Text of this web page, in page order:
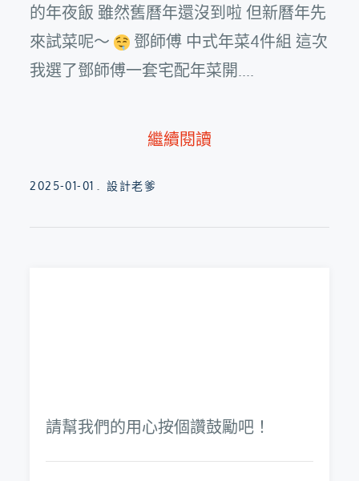
的年夜飯 雖然舊曆年還沒到啦 但新曆年先
來試菜呢～
鄧師傅 中式年菜4件組 這次
我選了鄧師傅一套宅配年菜開....
繼續閱讀
Posted
2025-01-01 設計老爹
請幫我們的用心按個讚鼓勵吧！